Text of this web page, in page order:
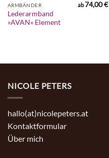
ARMBÄNDER
Lederarmband
»AVAN« Element
ab74,00€
NICOLE PETERS
hallo(at)nicolepeters.at
Kontaktformular
Über mich